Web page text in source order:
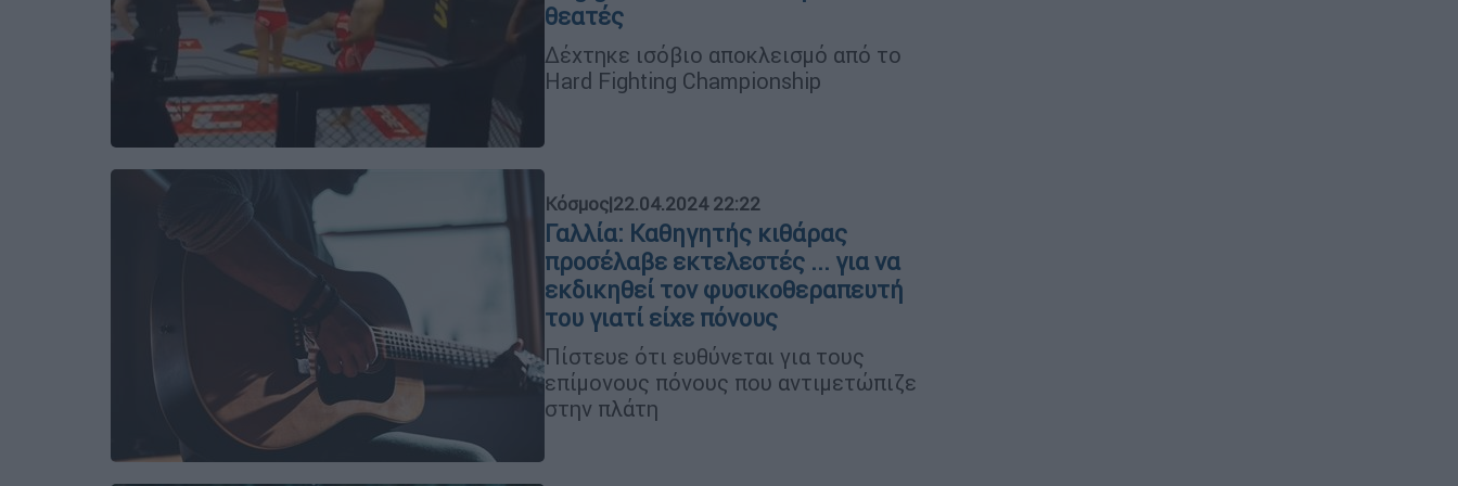
θεατές
Δέχτηκε ισόβιο αποκλεισμό από το
Hard Fighting Championship
Κόσμος|22.04.2024 22:22
Γαλλία: Καθηγητής κιθάρας
προσέλαβε εκτελεστές ... για να
εκδικηθεί τον φυσικοθεραπευτή
του γιατί είχε πόνους
Πίστευε ότι ευθύνεται για τους
επίμονους πόνους που αντιμετώπιζε
στην πλάτη